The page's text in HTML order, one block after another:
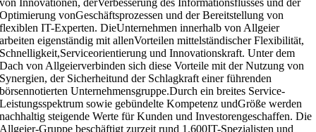
von Innovationen, derVerbesserung des Informationsflusses und der
Optimierung vonGeschäftsprozessen und der Bereitstellung von
flexiblen IT-Experten. DieUnternehmen innerhalb von Allgeier
arbeiten eigenständig mit allenVorteilen mittelständischer Flexibilität,
Schnelligkeit,Serviceorientierung und Innovationskraft. Unter dem
Dach von Allgeierverbinden sich diese Vorteile mit der Nutzung von
Synergien, der Sicherheitund der Schlagkraft einer führenden
börsennotierten Unternehmensgruppe.Durch ein breites Service-
Leistungsspektrum sowie gebündelte Kompetenz undGröße werden
nachhaltig steigende Werte für Kunden und Investorengeschaffen. Die
Allgeier-Gruppe beschäftigt zurzeit rund 1.600IT-Spezialisten und